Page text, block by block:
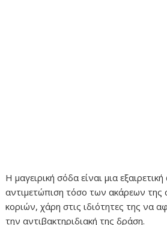
Η μαγειρική σόδα είναι μια
αντιμετώπιση τόσο των ακάρεων της
κοριών, χάρη στις ιδιότητες της να
την αντιβακτηριδιακή της δράση.